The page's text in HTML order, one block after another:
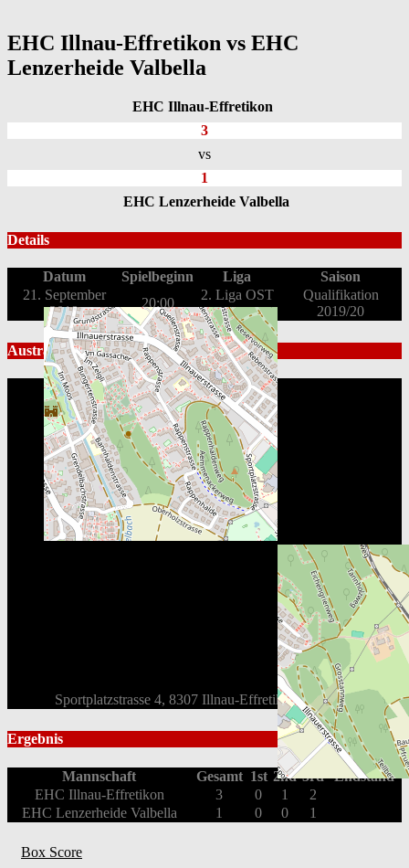
EHC Illnau-Effretikon vs EHC
Lenzerheide Valbella
EHC Illnau-Effretikon
3
vs
1
EHC Lenzerheide Valbella
Details
Datum Spielbeginn Liga
Saison
21. September
2019
20:00
2. Liga OST
Qualifikation
2019/20
Austragungsort
KEB Eselriet
Sportplatzstrasse 4, 8307 Illnau-Effretikon, Schweiz
Ergebnis
Mannschaft Gesamt 1st 2nd 3rd
Endstand
EHC Illnau-Effretikon
3 0 1
2
EHC Lenzerheide Valbella
1 0 0 1
Box Score